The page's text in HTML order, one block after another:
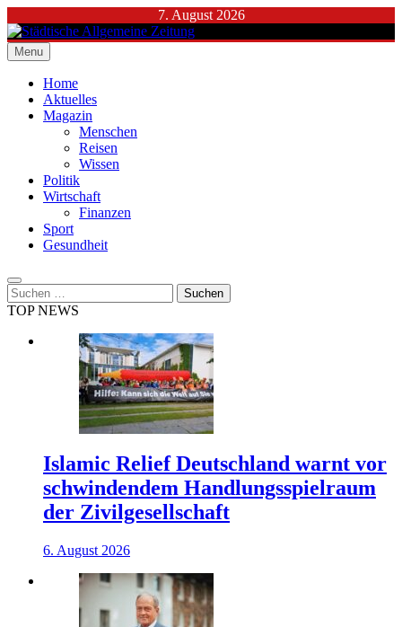
to
content
7. August 2026
Städtische Allgemeine Zeitung
Menu
Home
Aktuelles
Magazin
Menschen
Reisen
Wissen
Politik
Wirtschaft
Finanzen
Sport
Gesundheit
Suchen
nach:
TOP NEWS
Islamic Relief Deutschland warnt vor
schwindendem Handlungsspielraum
der Zivilgesellschaft
6. August 2026